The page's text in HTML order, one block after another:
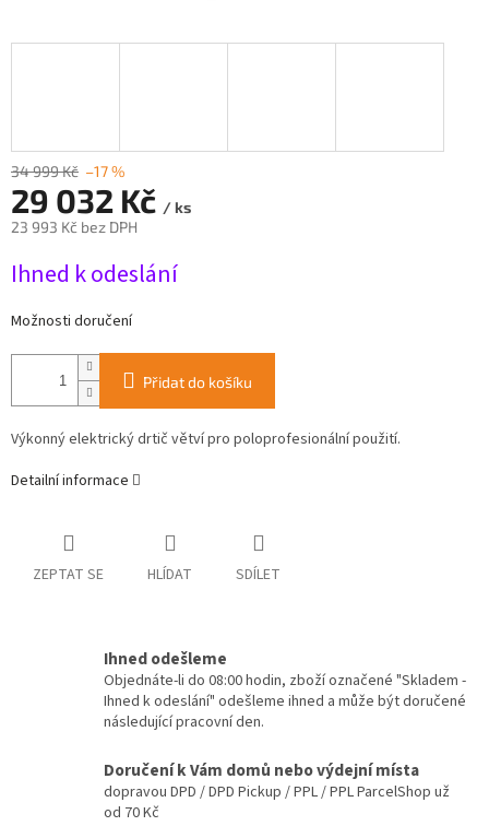
34 999 Kč –17 %
29 032 Kč / ks
23 993 Kč bez DPH
cena:
Ihned k odeslání
Možnosti doručení
Přidat do košíku
Výkonný elektrický drtič větví pro poloprofesionální použití.
Detailní informace
ZEPTAT SE HLÍDAT SDÍLET
Ihned odešleme
Objednáte-li do 08:00 hodin, zboží označené "Skladem -
Ihned k odeslání" odešleme ihned a může být doručené
následující pracovní den.
Doručení k Vám domů nebo výdejní místa
dopravou DPD / DPD Pickup / PPL / PPL ParcelShop už
od 70 Kč